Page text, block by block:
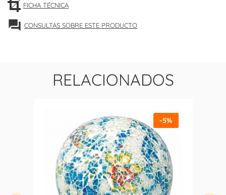
FICHA TÉCNICA
forum CONSULTAS SOBRE ESTE PRODUCTO
RELACIONADOS
-5%